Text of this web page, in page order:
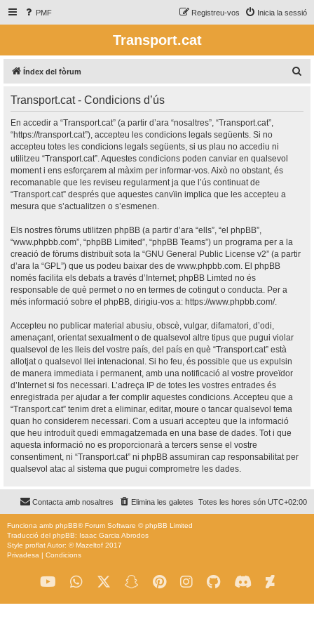
PMF Inicia la sessió
Registreu-vos
Transport.cat
Índex del fòrum
Transport.cat - Condicions d’ús
En accedir a “Transport.cat” (a partir d’ara “nosaltres”, “Transport.cat”,
“https://transport.cat”), accepteu les condicions legals següents. Si no
accepteu totes les condicions legals següents, si us plau no accediu ni
utilitzeu “Transport.cat”. Aquestes condicions poden canviar en qualsevol
moment i ens esforçarem al màxim per informar-vos. Això no obstant, és
recomanable que les reviseu regularment ja que l’ús continuat de
“Transport.cat” després que aquestes canvïin implica que les accepteu a
mesura que s’actualitzen o s’esmenen.
Els nostres fòrums utilitzen phpBB (a partir d’ara “ells”, “el phpBB”,
“www.phpbb.com”, “phpBB Limited”, “phpBB Teams”) un programa per a la
creació de fòrums distribuït sota la “GNU General Public License v2” (a partir
d’ara la “GPL”) que us podeu baixar des de www.phpbb.com. El phpBB
només facilita els debats a través d’Internet; phpBB Limted no és
responsable de què permet o no en termes de cotingut o conducta. Per a
més informació sobre el phpBB, dirigiu-vos a: https://www.phpbb.com/.
Accepteu no publicar material abusiu, obscè, vulgar, difamatori, d’odi,
amenaçant, orientat sexualment o de qualsevol altre tipus que pugui violar
qualsevol de les lleis del vostre país, del país en què “Transport.cat” està
allotjat o qualsevol llei intenacional. Si ho feu, és possible que us expulsin
de manera immediata i permanent, amb una notificació al vostre proveïdor
d’Internet si fos necessari. L’adreça IP de totes les vostres entrades és
enregistrada per ajudar a fer complir aquestes condicions. Accepteu que a
“Transport.cat” tenim dret a eliminar, editar, moure o tancar qualsevol tema
quan ho considerem necessari. Com a usuari accepteu que la informació
que heu introduït quedi emmagatzemada en una base de dades. Tot i que
aquesta informació no es proporcionarà a tercers sense el vostre
consentiment, ni “Transport.cat” ni phpBB assumiran cap responsabilitat per
qualsevol atac al sistema que pugui comprometre les dades.
Totes les hores són UTC+02:00
Elimina les galetes
Contacta amb nosaltres
Funciona amb phpBB® Forum Software © phpBB Limited
Traducció del phpBB: Isaac Garcia Abrodos
Style proflatAutor: ©Mazeltof 2017
Privadesa | Condicions